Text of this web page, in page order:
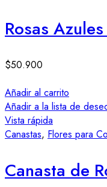
Rosas
$50.900
Añadir al carrito
Añadir a la lista de
Vista rápida
Canastas, Flores para
Canasta de